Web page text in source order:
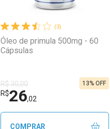
Ativar Desconto
Comprar sem Desconto
Comprar sem Desconto
(3)
Óleo de primula 500mg - 60
Cápsulas
R$ 30,00
R$26,02
13% OFF
COMPRAR